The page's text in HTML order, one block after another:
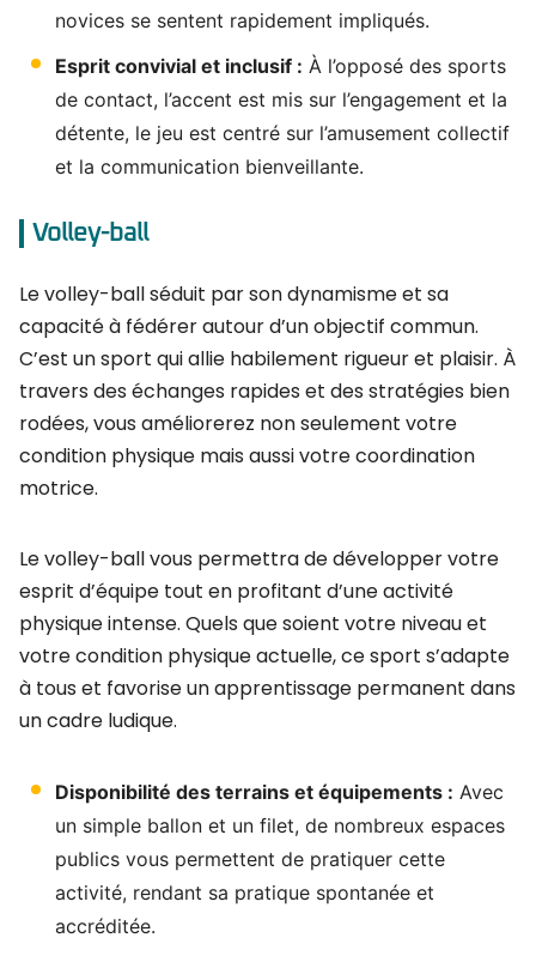
novices se sentent rapidement impliqués.
Esprit convivial et inclusif : À l’opposé des sports
de contact, l’accent est mis sur l’engagement et la
détente, le jeu est centré sur l’amusement collectif
et la communication bienveillante.
Volley-ball
Le volley-ball séduit par son dynamisme et sa
capacité à fédérer autour d’un objectif commun.
C’est un sport qui allie habilement rigueur et plaisir. À
travers des échanges rapides et des stratégies bien
rodées, vous améliorerez non seulement votre
condition physique mais aussi votre coordination
motrice.
Le volley-ball vous permettra de développer votre
esprit d’équipe tout en profitant d’une activité
physique intense. Quels que soient votre niveau et
votre condition physique actuelle, ce sport s’adapte
à tous et favorise un apprentissage permanent dans
un cadre ludique.
Disponibilité des terrains et équipements : Avec
un simple ballon et un filet, de nombreux espaces
publics vous permettent de pratiquer cette
activité, rendant sa pratique spontanée et
accréditée.